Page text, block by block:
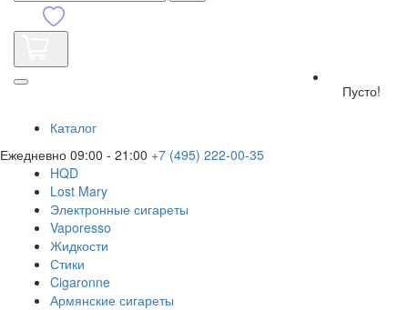
Пусто!
Каталог
Ежедневно 09:00 - 21:00 +7 (495) 222-00-35
HQD
Lost Mary
Электронные сигареты
Vaporesso
Жидкости
Стики
Cigaronne
Армянские сигареты